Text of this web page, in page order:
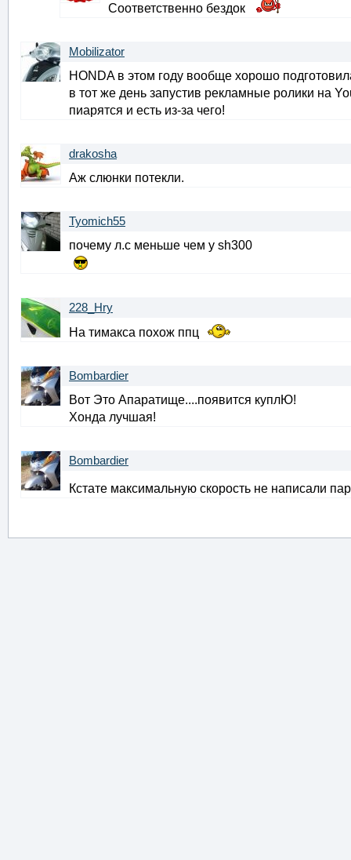
Соответственно бездок
Mobilizator
HONDA в этом году вообще хорошо
в тот же день запустив рекламные ролики на
пиарятся и есть из-за чего!
drakosha
Аж слюнки потекли.
Tyomich55
почему л.с меньше чем у sh300
228_Hry
На тимакса похож ппц
Bombardier
Вот Это Апаратище....появится куплЮ!
Хонда лучшая!
Bombardier
Кстате максимальную скорость не написали